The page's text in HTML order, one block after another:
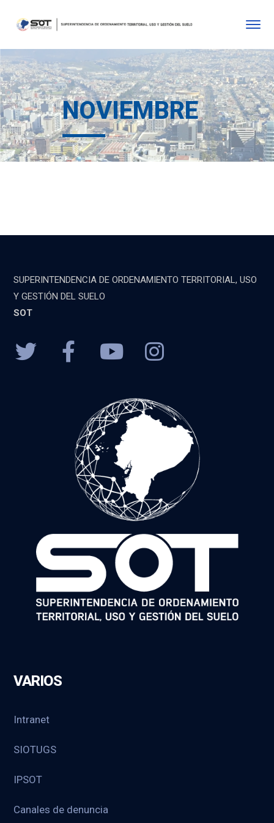
NOVIEMBRE
SUPERINTENDENCIA DE ORDENAMIENTO TERRITORIAL, USO
Y GESTIÓN DEL SUELO
SOT
VARIOS
Intranet
SIOTUGS
IPSOT
Canales de denuncia